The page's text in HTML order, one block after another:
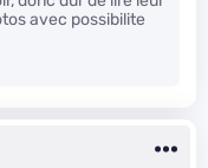
avec possibilite